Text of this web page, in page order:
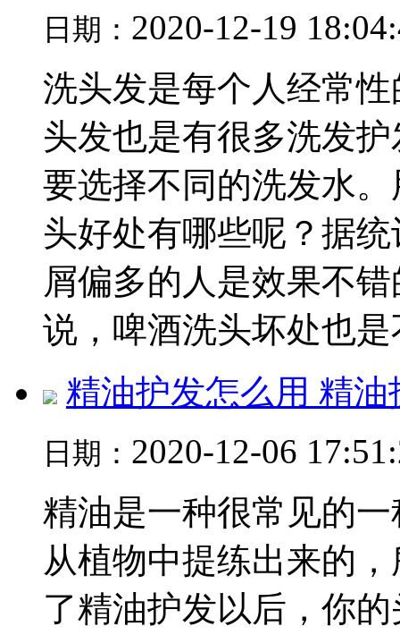
日期： 2020-12-19
洗头发是每个人经常
头发也是有很多洗发
要选择不同的洗发水
头好处有哪些呢？据
屑偏多的人是效果不
说，啤酒洗头坏处也是
精油护发怎么用 精
日期： 2020-12-06
精油是一种很常见的
从植物中提练出来的
了精油护发以后，你